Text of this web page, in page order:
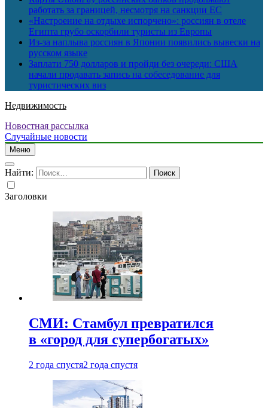
работать за границей, несмотря на санкции ЕС
«Настроение на отдыхе испорчено»: россиян в отеле
Египта грубо оскорбили туристы из Европы
Из-за наплыва россиян в Японии появились вывески на
русском языке
Заплати 750 долларов и пройди без очереди: США
начали продавать запись на собеседование для
туристических виз
Недвижимость
Новостная рассылка
Случайные новости
Меню
Найти:
Заголовки
СМИ: Стамбул превратился
в «город для супербогатых»
2 года спустя2 года спустя